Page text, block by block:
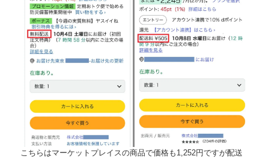
こちらはマーケットプレイスの商品で価格も1,252円ですが配送